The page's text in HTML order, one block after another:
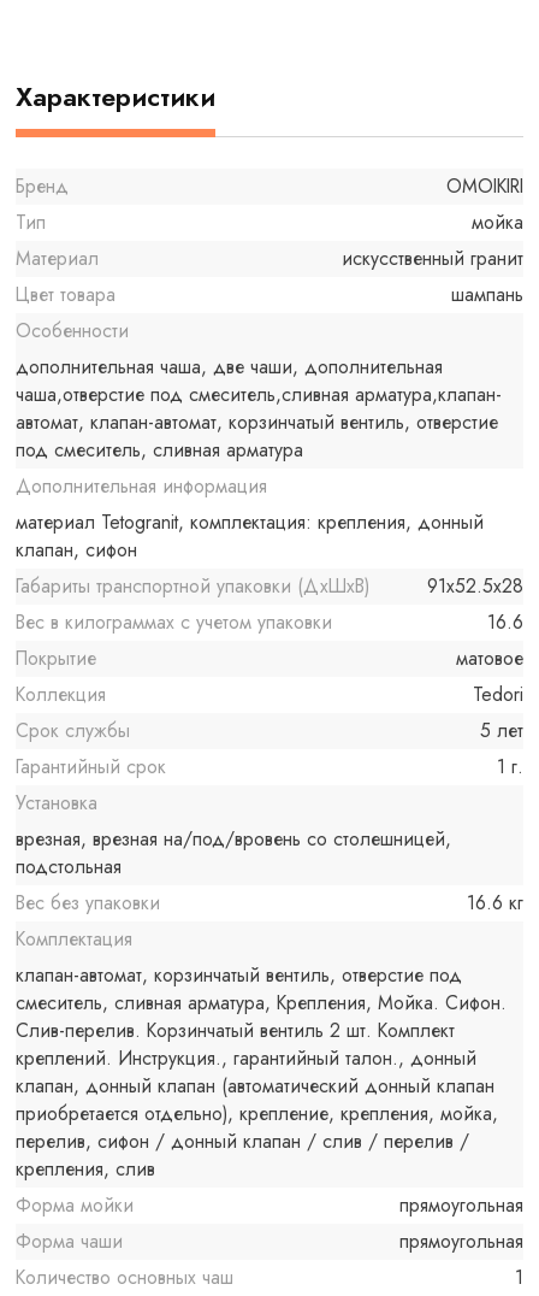
Характеристики
Бренд
OMOIKIRI
Тип
мойка
Материал
искусственный гранит
Цвет товара
шампань
Особенности
дополнительная чаша, две чаши, дополнительная
чаша,отверстие под смеситель,сливная арматура,клапан-
автомат, клапан-автомат, корзинчатый вентиль, отверстие
под смеситель, сливная арматура
Дополнительная информация
материал Tetogranit, комплектация: крепления, донный
клапан, сифон
Габариты транспортной упаковки (ДхШхВ)
91x52.5x28
Вес в килограммах с учетом упаковки
16.6
Покрытие
матовое
Коллекция
Tedori
Срок службы
5 лет
Гарантийный срок
1 г.
Установка
врезная, врезная на/под/вровень со столешницей,
подстольная
Вес без упаковки
16.6 кг
Комплектация
клапан-автомат, корзинчатый вентиль, отверстие под
смеситель, сливная арматура, Крепления, Мойка. Сифон.
Слив-перелив. Корзинчатый вентиль 2 шт. Комплект
креплений. Инструкция., гарантийный талон., донный
клапан, донный клапан (автоматический донный клапан
приобретается отдельно), крепление, крепления, мойка,
перелив, сифон / донный клапан / слив / перелив /
крепления, слив
Форма мойки
прямоугольная
Форма чаши
прямоугольная
Количество основных чаш
1